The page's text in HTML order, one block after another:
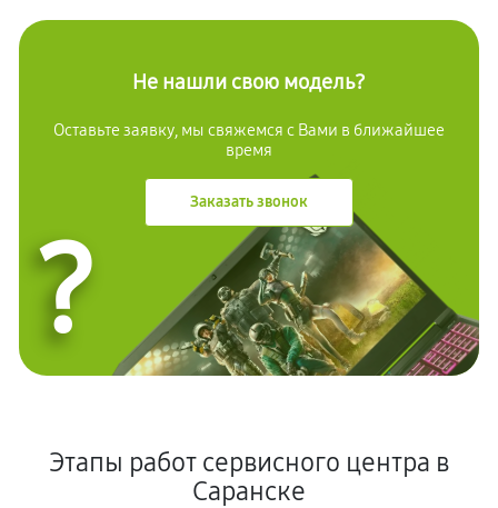
Не нашли свою модель?
Оставьте заявку, мы свяжемся с Вами в ближайшее
время
Заказать звонок
?
Этапы работ сервисного центра в
Саранске